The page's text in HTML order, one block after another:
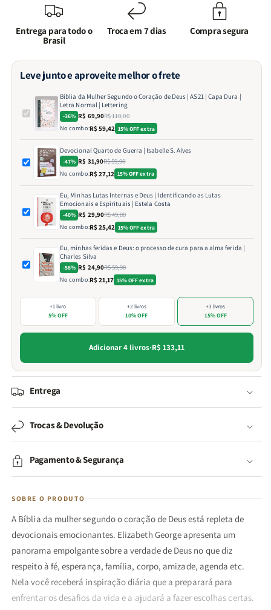
Entrega para todo o
Brasil
Troca em 7 dias Compra segura
Leve junto e aproveite melhor o frete
Bíblia da Mulher Segundo o Coração de Deus | AS21 | Capa Dura |
Letra Normal | Lettering
-36% R$ 69,90R$ 110,00
No combo:R$ 59,42 15% OFF extra
Devocional Quarto de Guerra | Isabelle S. Alves
-47% R$ 31,90R$ 59,90
No combo:R$ 27,12 15% OFF extra
Eu, Minhas Lutas Internas e Deus | Identificando as Lutas
Emocionais e Espirituais | Estela Costa
-40% R$ 29,90R$ 49,80
No combo:R$ 25,42 15% OFF extra
Eu, minhas feridas e Deus: o processo de cura para a alma ferida |
Charles Silva
-58% R$ 24,90R$ 59,90
No combo:R$ 21,17 15% OFF extra
+1 livro
5% OFF
+2 livros
10% OFF
+3 livros
15% OFF
Adicionar 4 livros·R$ 133,11
Entrega
Trocas & Devolução
Pagamento & Segurança
SOBRE O PRODUTO
A Bíblia da mulher segundo o coração de Deus está repleta de
devocionais emocionantes. Elizabeth George apresenta um
panorama empolgante sobre a verdade de Deus no que diz
respeito à fé, esperança, família, corpo, amizade, agenda etc.
Nela você receberá inspiração diária que a preparará para
enfrentar os desafios da vida e a ajudará a fazer escolhas certas.